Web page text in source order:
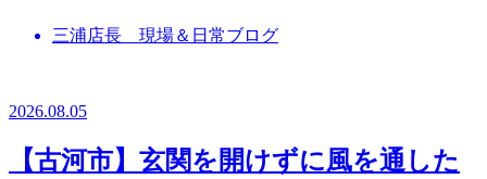
三浦店長 現場＆日常ブログ
2026.08.05
【古河市】玄関を開けずに風を通した